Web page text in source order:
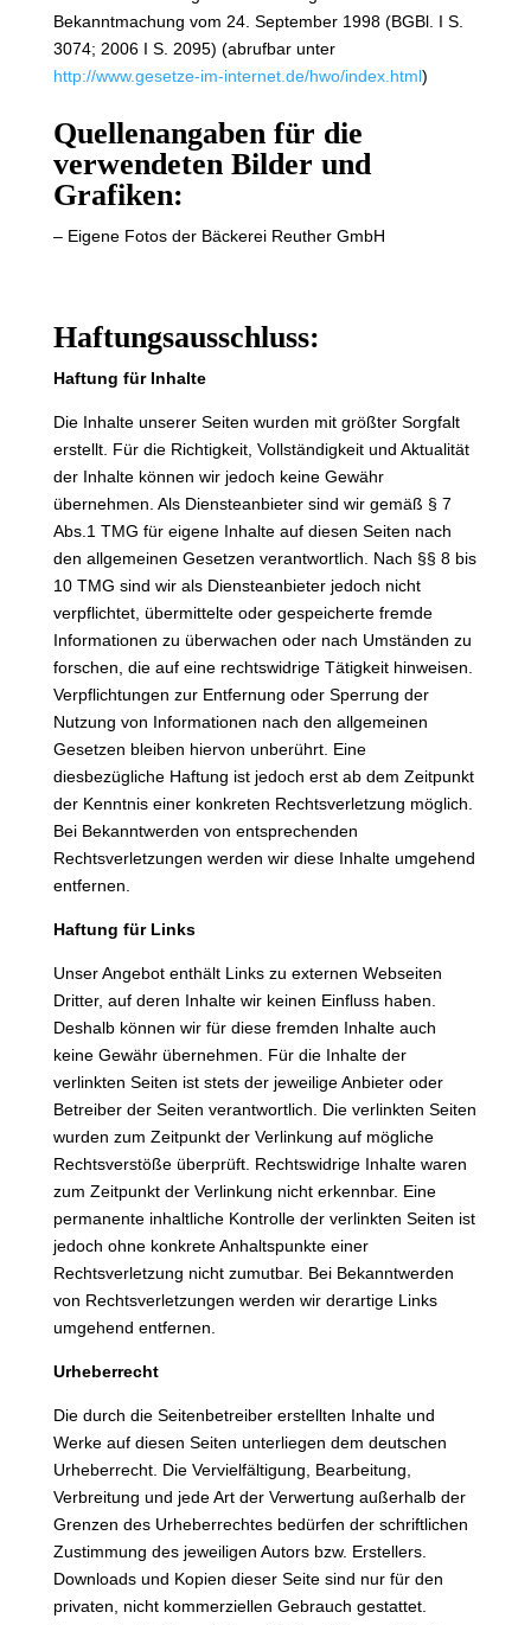
Bekanntmachung vom 24. September 1998 (BGBl. I S.
3074; 2006 I S. 2095) (abrufbar unter
http://www.gesetze-im-internet.de/hwo/index.html)
Quellenangaben für die
verwendeten Bilder und
Grafiken:
– Eigene Fotos der Bäckerei Reuther GmbH
Haftungsausschluss:
Haftung für Inhalte
Die Inhalte unserer Seiten wurden mit größter Sorgfalt
erstellt. Für die Richtigkeit, Vollständigkeit und Aktualität
der Inhalte können wir jedoch keine Gewähr
übernehmen. Als Diensteanbieter sind wir gemäß § 7
Abs.1 TMG für eigene Inhalte auf diesen Seiten nach
den allgemeinen Gesetzen verantwortlich. Nach §§ 8 bis
10 TMG sind wir als Diensteanbieter jedoch nicht
verpflichtet, übermittelte oder gespeicherte fremde
Informationen zu überwachen oder nach Umständen zu
forschen, die auf eine rechtswidrige Tätigkeit hinweisen.
Verpflichtungen zur Entfernung oder Sperrung der
Nutzung von Informationen nach den allgemeinen
Gesetzen bleiben hiervon unberührt. Eine
diesbezügliche Haftung ist jedoch erst ab dem Zeitpunkt
der Kenntnis einer konkreten Rechtsverletzung möglich.
Bei Bekanntwerden von entsprechenden
Rechtsverletzungen werden wir diese Inhalte umgehend
entfernen.
Haftung für Links
Unser Angebot enthält Links zu externen Webseiten
Dritter, auf deren Inhalte wir keinen Einfluss haben.
Deshalb können wir für diese fremden Inhalte auch
keine Gewähr übernehmen. Für die Inhalte der
verlinkten Seiten ist stets der jeweilige Anbieter oder
Betreiber der Seiten verantwortlich. Die verlinkten Seiten
wurden zum Zeitpunkt der Verlinkung auf mögliche
Rechtsverstöße überprüft. Rechtswidrige Inhalte waren
zum Zeitpunkt der Verlinkung nicht erkennbar. Eine
permanente inhaltliche Kontrolle der verlinkten Seiten ist
jedoch ohne konkrete Anhaltspunkte einer
Rechtsverletzung nicht zumutbar. Bei Bekanntwerden
von Rechtsverletzungen werden wir derartige Links
umgehend entfernen.
Urheberrecht
Die durch die Seitenbetreiber erstellten Inhalte und
Werke auf diesen Seiten unterliegen dem deutschen
Urheberrecht. Die Vervielfältigung, Bearbeitung,
Verbreitung und jede Art der Verwertung außerhalb der
Grenzen des Urheberrechtes bedürfen der schriftlichen
Zustimmung des jeweiligen Autors bzw. Erstellers.
Downloads und Kopien dieser Seite sind nur für den
privaten, nicht kommerziellen Gebrauch gestattet.